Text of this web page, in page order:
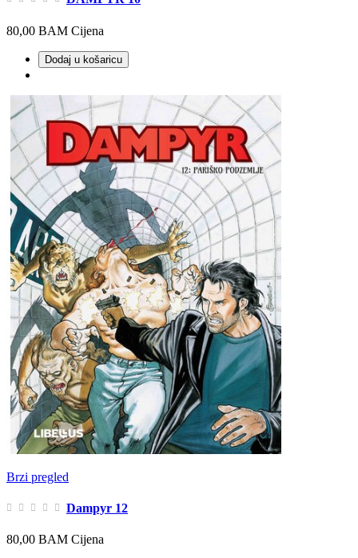
80,00 BAM Cijena
Dodaj u košaricu
Brzi pregled
Dampyr 12
80,00 BAM Cijena